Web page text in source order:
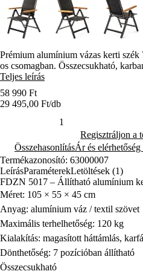
Prémium alumínium vázas kerti
os csomagban. Összecsukható,
Teljes leírás
58 990 Ft
29 495,00 Ft/db
Regisztráljon a
ÖsszehasonlításÁr és
Termékazonosító: 63000007
LeírásParaméterekLetöltések (1)
FDZN 5017 – Állítható alumínium
Méret: 105 × 55 × 45 cm
Anyag: alumínium váz / textil szövet
Maximális terhelhetőség: 120 kg
Kialakítás: magasított háttámlás,
Dönthetőség: 7 pozícióban állítható
Összecsukható